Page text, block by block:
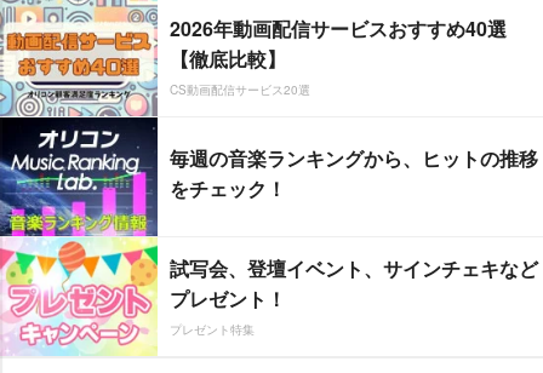
2026年動画配信サービスおすすめ40選
【徹底比較】
CS動画配信サービス20選
毎週の音楽ランキングから、ヒットの推移
をチェック！
試写会、登壇イベント、サインチェキなど
プレゼント！
プレゼント特集